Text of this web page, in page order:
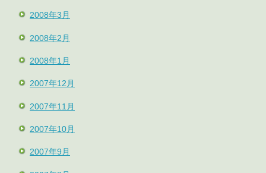
2008年3月
2008年2月
2008年1月
2007年12月
2007年11月
2007年10月
2007年9月